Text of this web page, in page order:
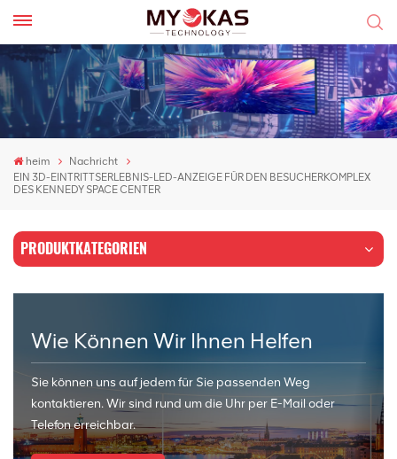
heim
Nachricht
EIN 3D-EINTRITTSERLEBNIS-LED-ANZEIGE FÜR DEN BESUCHERKOMPLEX
DES KENNEDY SPACE CENTER
PRODUKTKATEGORIEN
Wie Können Wir Ihnen Helfen
Sie können uns auf jedem für Sie passenden Weg
kontaktieren. Wir sind rund um die Uhr per E-Mail oder
Telefon erreichbar.